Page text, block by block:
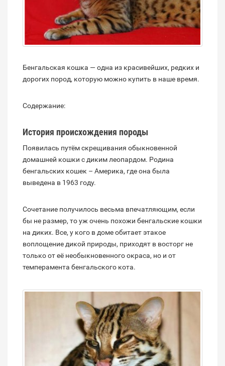
Бенгальская кошка — одна из красивейших, редких и
дорогих пород, которую можно купить в наше время.
Содержание:
История происхождения породы
Появилась путём скрещивания обыкновенной
домашней кошки с диким леопардом. Родина
бенгальских кошек – Америка, где она была
выведена в 1963 году.
Сочетание получилось весьма впечатляющим, если
бы не размер, то уж очень похожи бенгальские кошки
на диких. Все, у кого в доме обитает этакое
воплощение дикой природы, приходят в восторг не
только от её необыкновенного окраса, но и от
темперамента бенгальского кота.